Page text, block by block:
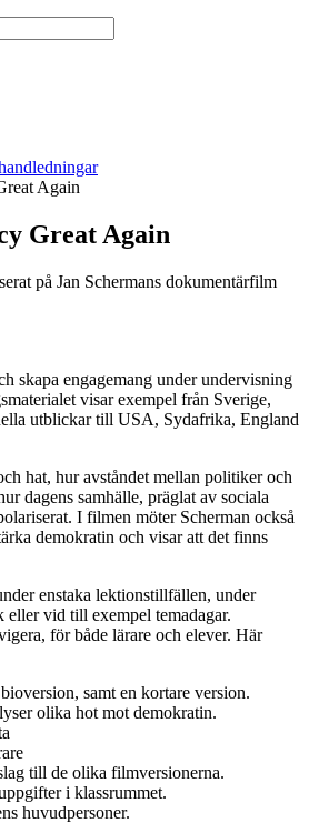
Again
Great Again
på Jan Schermans dokumentärfilm
skapa engagemang under undervisning
visar exempel från Sverige,
utblickar till USA, Sydafrika, England
hat, hur avståndet mellan politiker och
dagens samhälle, präglat av sociala
I filmen möter Scherman också
demokratin och visar att det finns
enstaka lektionstillfällen, under
eller vid till exempel temadagar.
för både lärare och elever. Här
samt en kortare version.
olika hot mot demokratin.
till de olika filmversionerna.
i klassrummet.
huvudpersoner.